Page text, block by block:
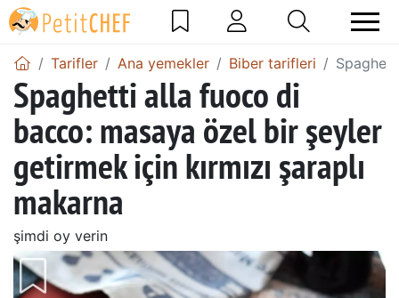
Tarifler Ana yemekler Biber tarifleri
Spaghetti alla fuoco di
bacco: masaya özel bir şeyler
getirmek için kırmızı şaraplı
makarna
şimdi oy verin